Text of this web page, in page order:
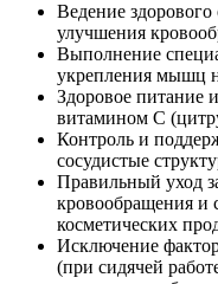
Ведение
улучшения
Выполнение
укрепления мышц
Здоровое питание
витамином С
Контроль и
сосудистые
Правильный уход
кровообращения и
косметических
Исключение
(при сидячей